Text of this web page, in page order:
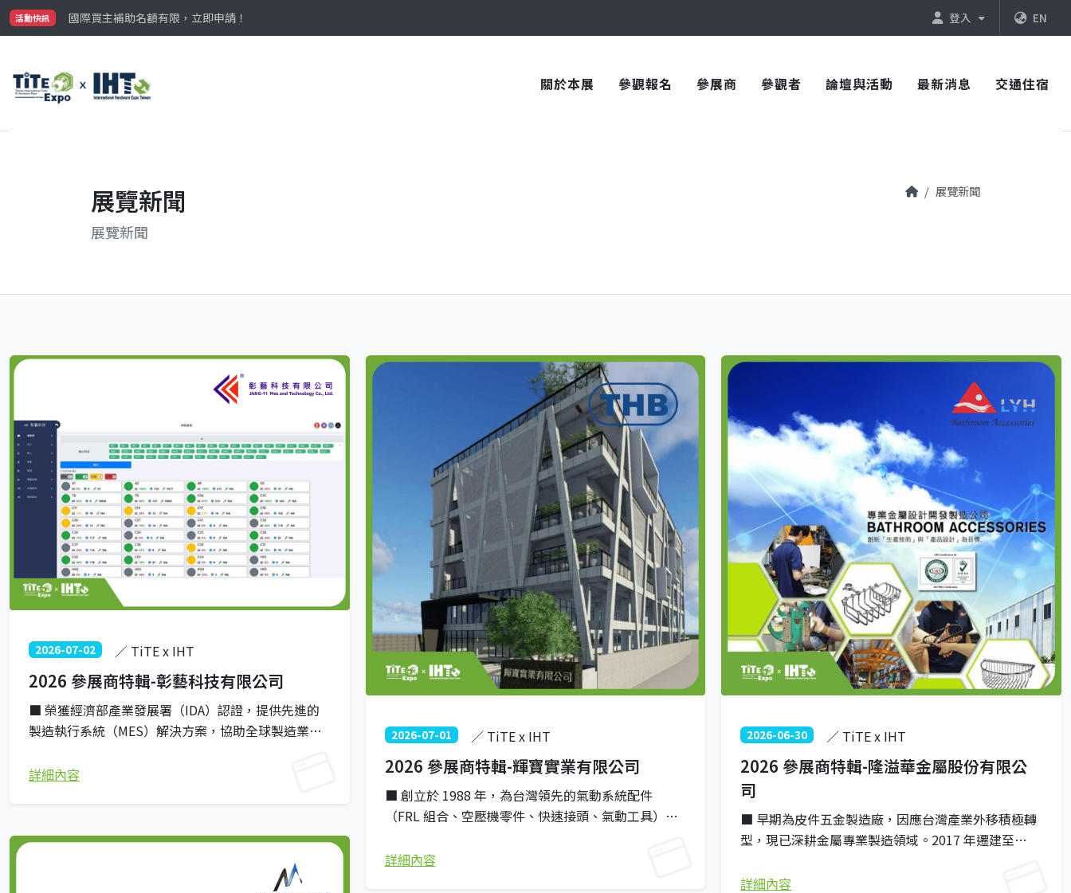
活動快訊
參觀門票開放申請中‼️
最大規模台灣五金展TiTE x IHT，2026/10/20-22與您在臺中國際會展中心再次相見！
登入 EN
關於本展 參觀報名 參展商 參觀者 論壇與活動 最新消息 交通住宿
展覽新聞
展覽新聞
展覽新聞
2026-07-02 ／ TiTE x IHT
2026 參展商特輯-彰藝科技有限公司
■ 榮獲經濟部產業發展署（IDA）認證，提供先進的
製造執行系統（MES）解決方案，協助全球製造業邁
控、工單追蹤與無紙化報工功能，讓企業全面掌握產
並分析設備數據，結合停機分析與異常通知，極小化
與自動報表，精準掌握稼動率、效率與良率等關鍵指
詳細內容
2026-07-01 ／ TiTE x IHT
2026 參展商特輯-輝寶實業有限公司
■ 創立於 1988 年，為台灣領先的氣動系統配件
（FRL 組合、空壓機零件、快速接頭、氣動工具）研
CAM 系統與高科技設備，全面滿足專業氣動應用對高
詳細內容
2026-06-30 ／ TiTE x IHT
2026 參展商特輯-隆溢華金屬股份有限公
司
■ 早期為皮件五金製造廠，因應台灣產業外移積極轉
型，現已深耕金屬專業製造領域。2017 年遷建至
疇。 ■ 核心生產衛浴五金與廚房相關產品，並具備跨
詳細內容